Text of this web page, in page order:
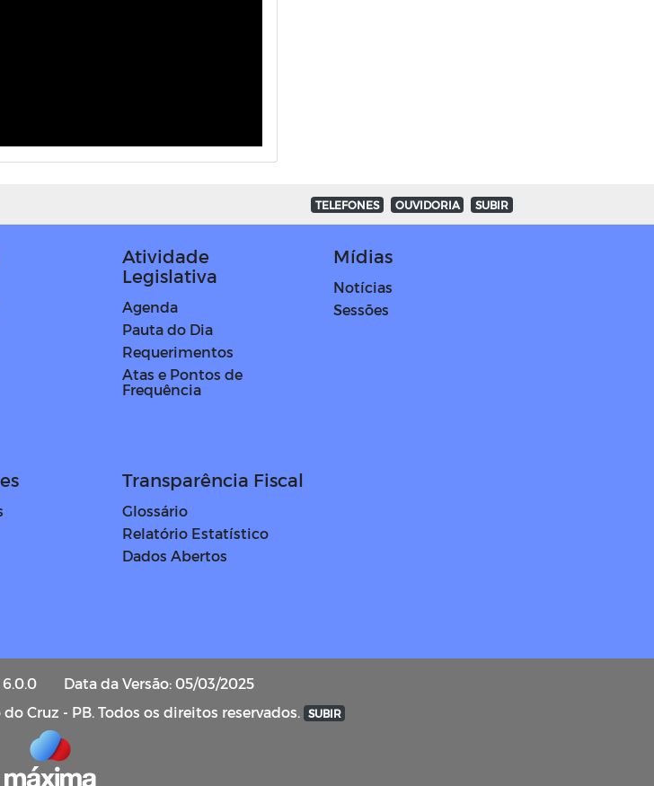
TELEFONES OUVIDORIA SUBIR
Atividade
Legislativa
Agenda
Pauta do Dia
Requerimentos
Atas e Pontos de
Frequência
Mídias
Notícias
Sessões
Transparência Fiscal
Glossário
Relatório Estatístico
Dados Abertos
Data da Versão: 05/03/2025
Cruz - PB. Todos os direitos reservados.
SUBIR